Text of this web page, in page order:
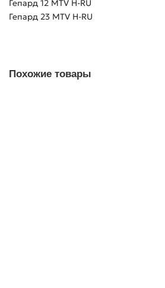
Гепард 12 MTV H-RU
Гепард 23 MTV H-RU
Похожие товары